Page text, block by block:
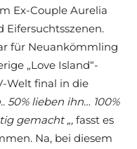
Ex-Couple Aurelia
für Neuankömmling
„Love Island“-
Welt final in die
50% lieben ihn… 100%
gemacht „, fasst es
Na, bei diesem